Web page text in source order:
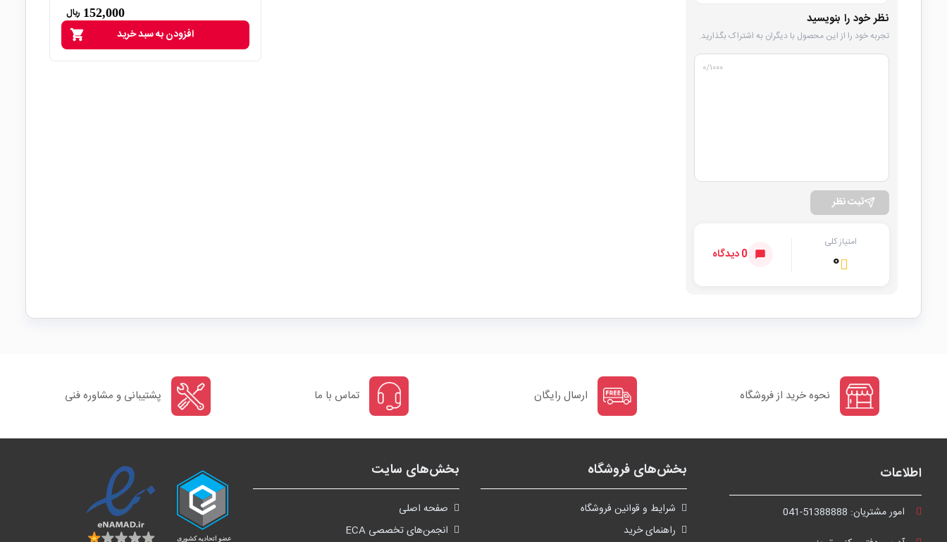
نظر خود را بنویسید
تجربه خود را از این محصول با دیگران به اشتراک بگذارید.
۰/۱۰۰۰
ثبت نظر
امتیاز کلی
۰ 0 دیدگاه
152,000 ریال
shopping_cart افزودن به سبد خرید
نحوه خرید از فروشگاه ارسال رایگان تماس با ما پشتیبانی و مشاوره فنی
اطلاعات
امور مشتریان: 041-51388888
بخش‌های فروشگاه
شرايط و قوانین فروشگاه
راهنمای خرید
بخش‌های سایت
صفحه اصلی
انجمن‌های تخصصی ECA